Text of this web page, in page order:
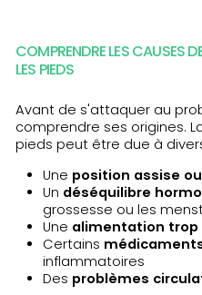
COMPRENDRE LES CAUSES
LES PIEDS
Avant de s'attaquer au
comprendre ses origines.
pieds peut être due à
Une position assise
Un déséquilibre
grossesse ou les
Une alimentation trop
Certains
inflammatoires
Des problèmes